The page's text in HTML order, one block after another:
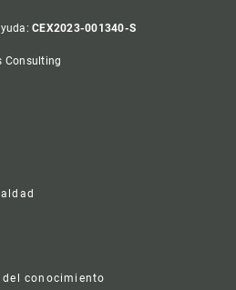
CEX2023-001340-S
Consulting
conocimiento